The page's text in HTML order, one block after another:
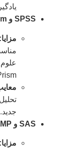
SPSS و GraphPad Prism (رابط کاربری ساده‌تر):
مزایا:
جدید.
SAS و JMP (برای پروژه‌های بزرگ و پیچیده):
مزایا: